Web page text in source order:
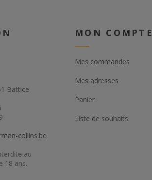
Battice
collins.be
au
18 ans.
MON COMPTE
Mes commandes
Mes adresses
Panier
Liste de souhaits